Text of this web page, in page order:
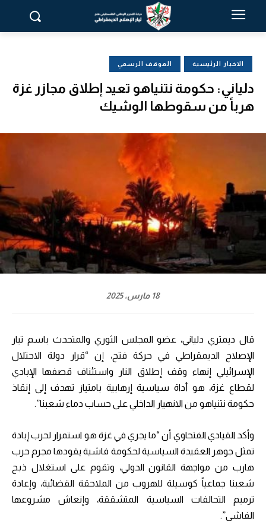
الاخبار الرئيسية الموقف الرسمي
دلياني: حكومة نتنياهو تعيد إطلاق مجازر غزة
هرباً من سقوطها الوشيك
18 مارس، 2025
قال ديمتري دلياني، عضو المجلس الثوري والمتحدث باسم تيار
الإصلاح الديمقراطي في حركة فتح، إن “قرار دولة الاحتلال
الإسرائيلي إنهاء وقف إطلاق النار واستئناف قصفها الإبادي
لقطاع غزة، هو أداة سياسية إرهابية بامتياز تهدف إلى إنقاذ
حكومة نتنياهو من الانهيار الداخلي على حساب دماء شعبنا”.
وأكد القيادي الفتحاوي أن “ما يجري في غزة هو استمرار لحرب إبادة
تمثل جوهر العقيدة السياسية لحكومة فاشية يقودها مجرم حرب
هارب من مواجهة القانون الدولي، وتقوم على استغلال ذبح
شعبنا جماعياً كوسيلة للهروب من الملاحقة القضائية، وإعادة
ترميم التحالفات السياسية المتشققة، وإنعاش مشروعها
الفاشي”.